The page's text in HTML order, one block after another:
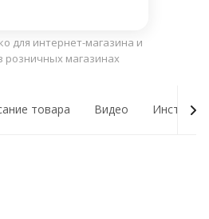
для интернет-магазина и
розничных магазинах
товара Видео